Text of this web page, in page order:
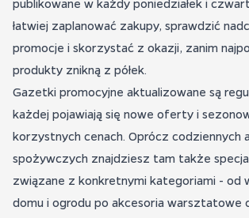
łatwiej zaplanować zakupy, sprawdzić
promocje i skorzystać z okazji, zanim
produkty znikną z półek.
Gazetki promocyjne aktualizowane są
każdej pojawiają się nowe oferty i
korzystnych cenach. Oprócz codziennych
spożywczych znajdziesz tam także
związane z konkretnymi kategoriami - od
domu i ogrodu po akcesoria warsztatowe